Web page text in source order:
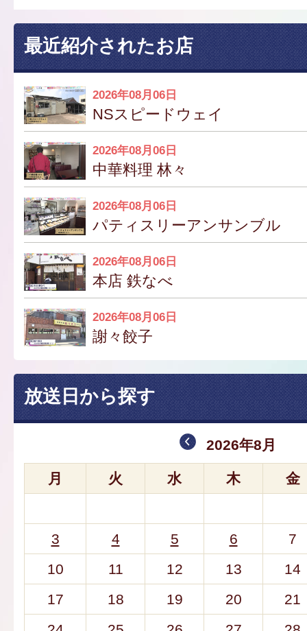
最近紹介されたお店
2026年08月06日
NSスピードウェイ
2026年08月06日
中華料理 林々
2026年08月06日
パティスリーアンサンブル
2026年08月06日
本店 鉄なべ
2026年08月06日
謝々餃子
放送日から探す
2026年8月
月 火 水 木 金
3 4 5 6
7
10
11 12 13
14
17
18 19 20
21